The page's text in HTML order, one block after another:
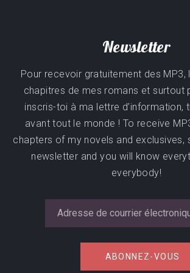
Newsletter
Pour recevoir gratuitement des MP3,
chapitres de mes romans et surtout
inscris-toi à ma lettre d’information,
avant tout le monde ! To receive
chapters of my novels and exclusives,
newsletter and you will know
everybody!